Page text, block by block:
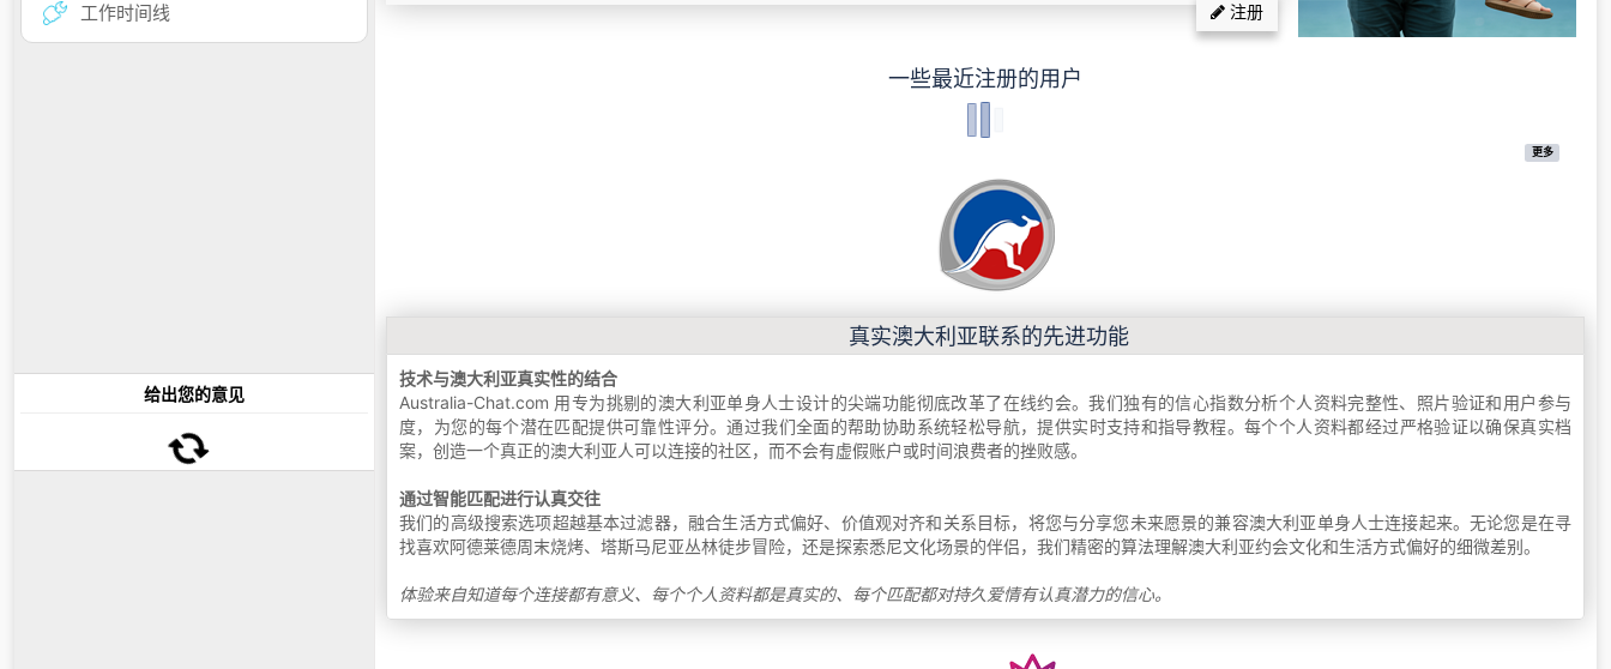
工作时间线
给出您的意见
注册
一些最近注册的用户
更多
真实澳大利亚联系的先进功能
技术与澳大利亚真实性的结合
Australia-Chat.com 用专为挑剔的澳大利亚单身人士设计的尖端功能彻底改革了在线约会。我们独有的信心指数分析个人资料完整性、照片验证和用户参与
度，为您的每个潜在匹配提供可靠性评分。通过我们全面的帮助协助系统轻松导航，提供实时支持和指导教程。每个个人资料都经过严格验证以确保真实档
案，创造一个真正的澳大利亚人可以连接的社区，而不会有虚假账户或时间浪费者的挫败感。
通过智能匹配进行认真交往
我们的高级搜索选项超越基本过滤器，融合生活方式偏好、价值观对齐和关系目标，将您与分享您未来愿景的兼容澳大利亚单身人士连接起来。无论您是在寻
找喜欢阿德莱德周末烧烤、塔斯马尼亚丛林徒步冒险，还是探索悉尼文化场景的伴侣，我们精密的算法理解澳大利亚约会文化和生活方式偏好的细微差别。
体验来自知道每个连接都有意义、每个个人资料都是真实的、每个匹配都对持久爱情有认真潜力的信心。